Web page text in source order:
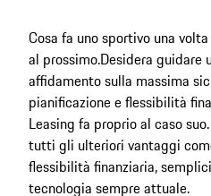
Cosa fa uno sportivo una
al prossimo.Desidera guidare
affidamento sulla massima
pianificazione e flessibilità
Leasing fa proprio al caso
tutti gli ulteriori vantaggi
flessibilità finanziaria,
tecnologia sempre attuale.